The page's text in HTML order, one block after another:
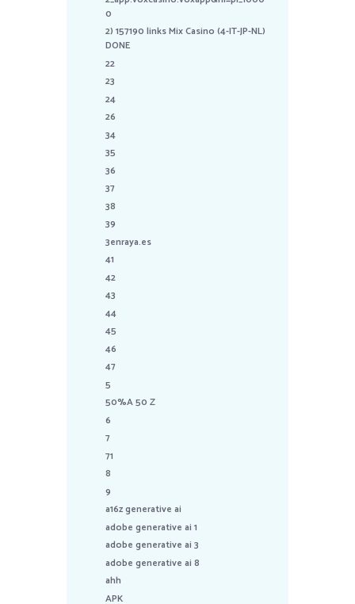
0
2) 157190 links Mix Casino (4-IT-JP-NL)
DONE
22
23
24
26
34
35
36
37
38
39
3enraya.es
41
42
43
44
45
46
47
5
50%A 50 Z
6
7
71
8
9
a16z generative ai
adobe generative ai 1
adobe generative ai 3
adobe generative ai 8
ahh
APK